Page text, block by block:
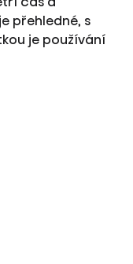
přehledné, s
je používání